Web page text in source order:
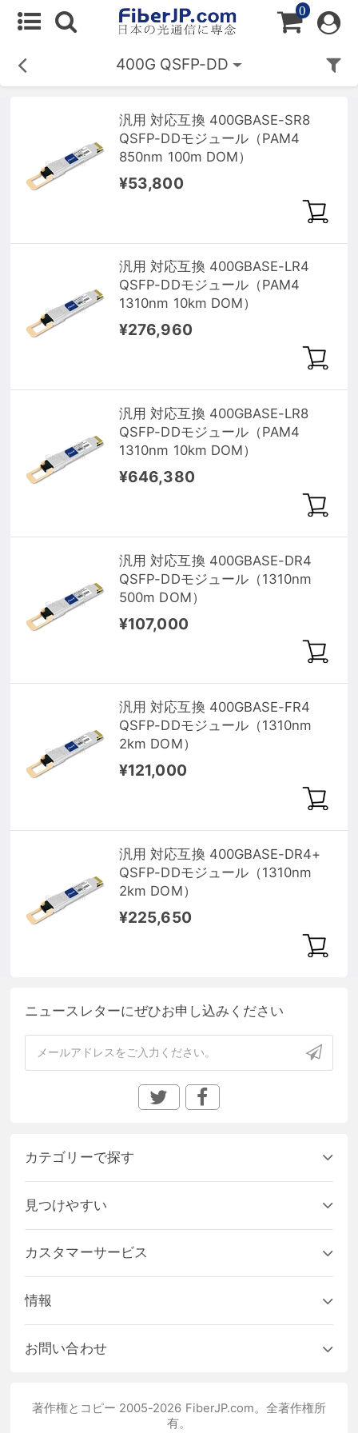
0
400G QSFP-DD
汎用 対応互換 400GBASE-SR8
QSFP-DDモジュール（PAM4
850nm 100m DOM）
¥53,800
汎用 対応互換 400GBASE-LR4
QSFP-DDモジュール（PAM4
1310nm 10km DOM）
¥276,960
汎用 対応互換 400GBASE-LR8
QSFP-DDモジュール（PAM4
1310nm 10km DOM）
¥646,380
汎用 対応互換 400GBASE-DR4
QSFP-DDモジュール（1310nm
500m DOM）
¥107,000
汎用 対応互換 400GBASE-FR4
QSFP-DDモジュール（1310nm
2km DOM）
¥121,000
汎用 対応互換 400GBASE-DR4+
QSFP-DDモジュール（1310nm
2km DOM）
¥225,650
ニュースレターにぜひお申し込みください
カテゴリーで探す
見つけやすい
カスタマーサービス
情報
お問い合わせ
著作権とコピー 2005-2026 FiberJP.com。全著作権所
有。